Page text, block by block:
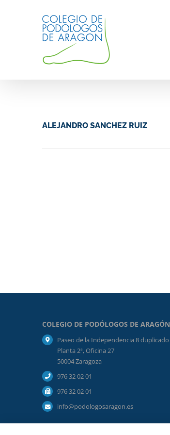
ALEJANDRO SANCHEZ RUIZ
COLEGIO DE PODÓLOGOS DE ARAGÓN
Paseo de la Independencia 8 duplicado
Planta 2ª, Oficina 27
50004 Zaragoza
976 32 02 01
976 32 02 01
info@podologosaragon.es